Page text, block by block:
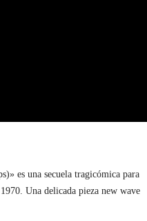
es una secuela tragicómica para
Una delicada pieza new wave